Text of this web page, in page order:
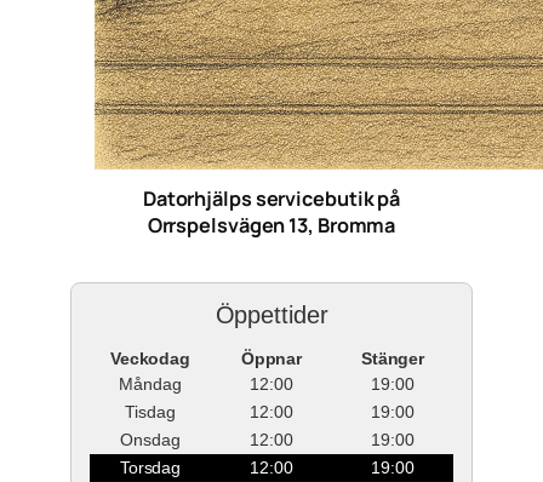
Datorhjälps servicebutik på
Orrspelsvägen 13, Bromma
Öppettider
Veckodag Öppnar
Stänger
Måndag
12:00
19:00
Tisdag
12:00
19:00
Onsdag
12:00
19:00
Torsdag
12:00
19:00